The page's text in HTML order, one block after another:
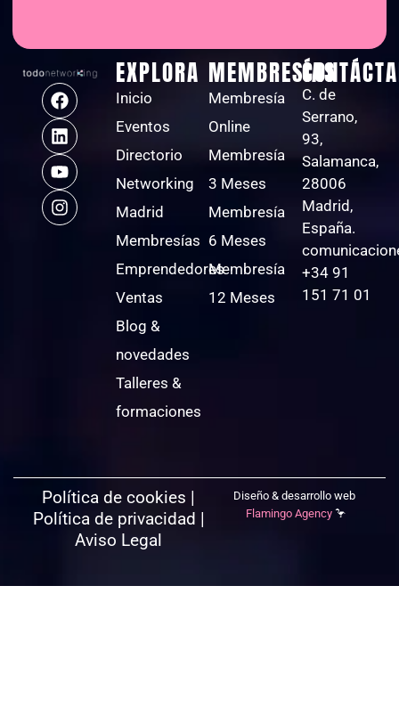
EXPLORA
Inicio
Eventos
Directorio
Networking
Madrid
Membresías
Emprendedores
Ventas
Blog &
novedades
Talleres &
formaciones
MEMBRESÍAS
Membresía
Online
Membresía
3 Meses
Membresía
6 Meses
Membresía
12 Meses
C. de
Serrano,
93,
Salamanca,
28006
Madrid,
España.
+34 91
151 71 01
Política de cookies |
Política de privacidad |
Aviso Legal
Diseño & desarrollo web
Flamingo Agency🦩